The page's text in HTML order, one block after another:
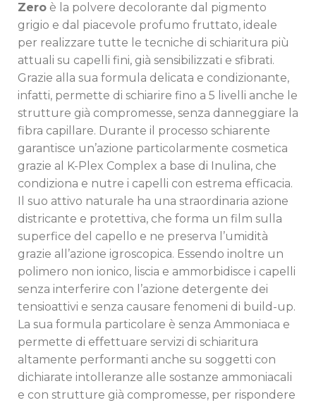
Zero è la polvere decolorante dal pigmento
grigio e dal piacevole profumo fruttato, ideale
per realizzare tutte le tecniche di schiaritura più
attuali su capelli fini, già sensibilizzati e sfibrati.
Grazie alla sua formula delicata e condizionante,
infatti, permette di schiarire fino a 5 livelli anche le
strutture già compromesse, senza danneggiare la
fibra capillare. Durante il processo schiarente
garantisce un’azione particolarmente cosmetica
grazie al K-Plex Complex a base di Inulina, che
condiziona e nutre i capelli con estrema efficacia.
Il suo attivo naturale ha una straordinaria azione
districante e protettiva, che forma un film sulla
superfice del capello e ne preserva l’umidità
grazie all’azione igroscopica. Essendo inoltre un
polimero non ionico, liscia e ammorbidisce i capelli
senza interferire con l’azione detergente dei
tensioattivi e senza causare fenomeni di build-up.
La sua formula particolare è senza Ammoniaca e
permette di effettuare servizi di schiaritura
altamente performanti anche su soggetti con
dichiarate intolleranze alle sostanze ammoniacali
e con strutture già compromesse, per rispondere